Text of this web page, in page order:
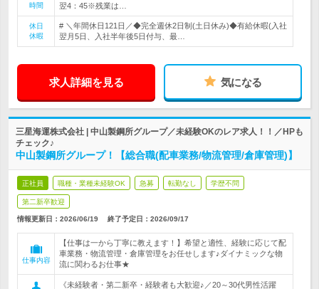
時間
翌4：45※残業は…
休日
休暇
# ＼年間休日121日／◆完全週休2日制(土日休み)◆有給休暇(入社
翌月5日、入社半年後5日付与、最…
求人詳細を見る 気になる
三星海運株式会社 | 中山製鋼所グループ／未経験OKのレア求人！！／HPも
チェック♪
中山製鋼所グループ！【総合職(配車業務/物流管理/倉庫管理)】
正社員 職種・業種未経験OK 急募 転勤なし 学歴不問
第二新卒歓迎
情報更新日：2026/06/19 終了予定日： 2026/09/17
仕事内容
【仕事は一から丁寧に教えます！】希望と適性、経験に応じて配
車業務・物流管理・倉庫管理をお任せします♪ダイナミックな物
流に関わるお仕事★
《未経験者・第二新卒・経験者も大歓迎♪／20～30代男性活躍